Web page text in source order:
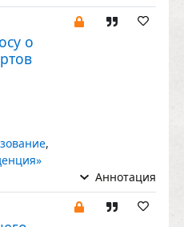
о
,
Аннотация